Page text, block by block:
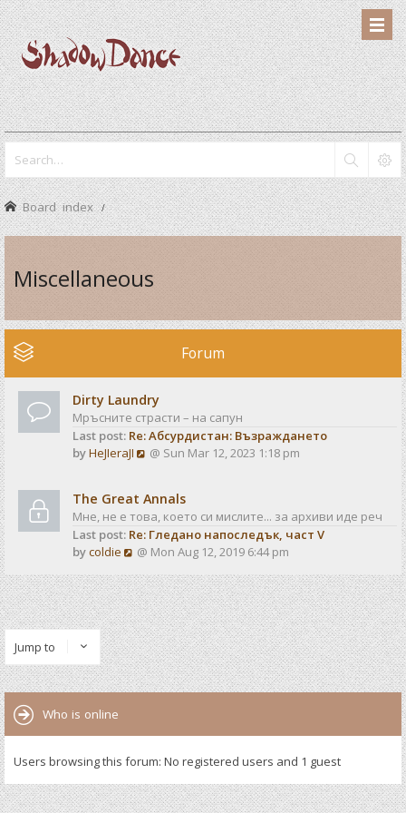
Board index
Miscellaneous
Forum
Dirty Laundry
Мръсните страсти – на сапун
Last post: Re: Абсурдистан: Възраждането
byHeJIeraJI
V
w
t
h
e
a
t
e
s
t
p
o
@ Sun Mar 12, 2023 1:18 pm
The Great Annals
Мне, не е това, което си мислите... за архиви иде реч
Last post: Re: Гледано напоследък, част V
bycoldie
V
e
w
t
h
e
l
a
s
t
o
s
@ Mon Aug 12, 2019 6:44 pm
Jump to
Who is online
Users browsing this forum: No registered users and 1 guest